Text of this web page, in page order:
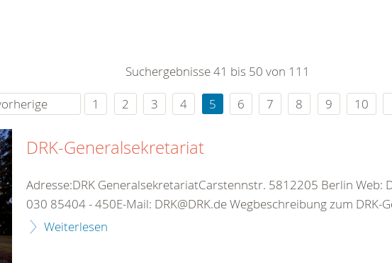
rund um die Uhr
Suchergebnisse 41 bis 50 von 111
1 2 3 4 5 6 7 8 9 10
DRK-Generalsekretariat
Adresse:DRK GeneralsekretariatCarstennstr. 5812205 Berlin Web:
030 85404 - 450E-Mail: DRK@DRK.de Wegbeschreibung zum
Weiterlesen